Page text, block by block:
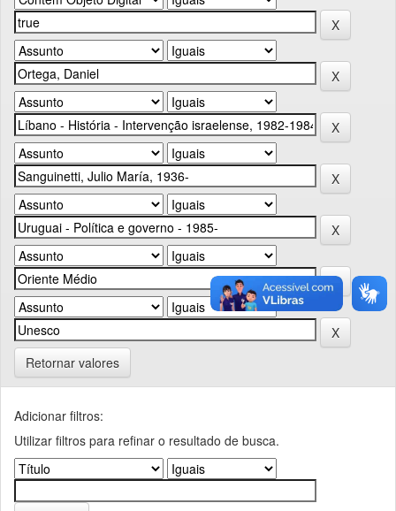
Retornar valores
Adicionar filtros:
Utilizar filtros para refinar o resultado de busca.